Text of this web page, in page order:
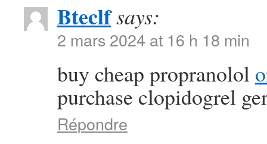
Bteclfsays:
2 mars 2024 at 16 h 18 min
buy cheap propranolol
purchase clopidogrel
Répondre